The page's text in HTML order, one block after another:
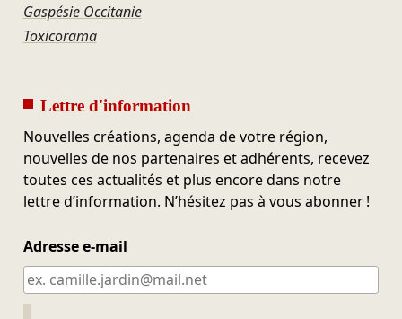
Gaspésie Occitanie
Toxicorama
Lettre d'information
Nouvelles créations, agenda de votre région,
nouvelles de nos partenaires et adhérents, recevez
toutes ces actualités et plus encore dans notre
lettre d’information. N’hésitez pas à vous abonner !
Adresse e-mail